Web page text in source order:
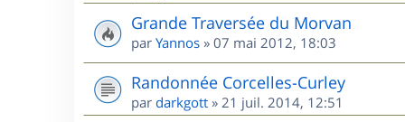
Grande Traversée du Morvan
par Yannos » 07 mai 2012, 18:03
Randonnée Corcelles-Curley
par darkgott » 21 juil. 2014, 12:51